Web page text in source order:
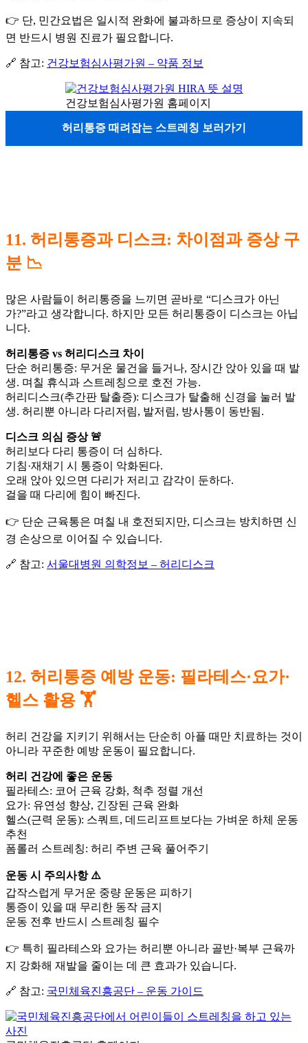
👉 단, 민간요법은 일시적 완화에 불과하므로 증상이 지속되
면 반드시 병원 진료가 필요합니다.
🔗 참고: 건강보험심사평가원 – 약품 정보
건강보험심사평가원 홈페이지
허리통증 때려잡는 스트레칭 보러가기
11. 허리통증과 디스크: 차이점과 증상 구
분 📉
많은 사람들이 허리통증을 느끼면 곧바로 “디스크가 아닌
가?”라고 생각합니다. 하지만 모든 허리통증이 디스크는 아닙
니다.
허리통증 vs 허리디스크 차이
단순 허리통증: 무거운 물건을 들거나, 장시간 앉아 있을 때 발
생. 며칠 휴식과 스트레칭으로 호전 가능.
허리디스크(추간판 탈출증): 디스크가 탈출해 신경을 눌러 발
생. 허리뿐 아니라 다리저림, 발저림, 방사통이 동반됨.
디스크 의심 증상 🚨
허리보다 다리 통증이 더 심하다.
기침·재채기 시 통증이 악화된다.
오래 앉아 있으면 다리가 저리고 감각이 둔하다.
걸을 때 다리에 힘이 빠진다.
👉 단순 근육통은 며칠 내 호전되지만, 디스크는 방치하면 신
경 손상으로 이어질 수 있습니다.
🔗 참고: 서울대병원 의학정보 – 허리디스크
12. 허리통증 예방 운동: 필라테스·요가·
헬스 활용 🏋️
허리 건강을 지키기 위해서는 단순히 아플 때만 치료하는 것이
아니라 꾸준한 예방 운동이 필요합니다.
허리 건강에 좋은 운동
필라테스: 코어 근육 강화, 척추 정렬 개선
요가: 유연성 향상, 긴장된 근육 완화
헬스(근력 운동): 스쿼트, 데드리프트보다는 가벼운 하체 운동
추천
폼롤러 스트레칭: 허리 주변 근육 풀어주기
운동 시 주의사항 ⚠️
갑작스럽게 무거운 중량 운동은 피하기
통증이 있을 때 무리한 동작 금지
운동 전후 반드시 스트레칭 필수
👉 특히 필라테스와 요가는 허리뿐 아니라 골반·복부 근육까
지 강화해 재발을 줄이는 데 큰 효과가 있습니다.
🔗 참고: 국민체육진흥공단 – 운동 가이드